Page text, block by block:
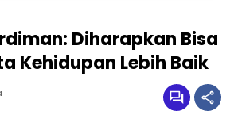
Diharapkan Bisa
Kehidupan Lebih Baik